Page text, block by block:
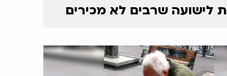
לישועה שרבים לא מכירים